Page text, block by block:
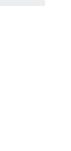
LEER MÁS >